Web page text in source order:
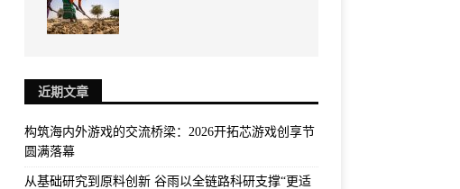
近期文章
构筑海内外游戏的交流桥梁：2026开拓芯游戏创享节
圆满落幕
从基础研究到原料创新 谷雨以全链路科研支撑“更适